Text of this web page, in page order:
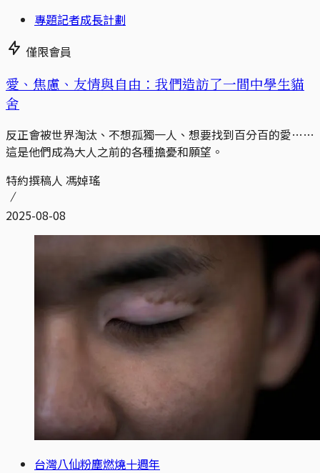
專題記者成長計劃
僅限會員
愛、焦慮、友情與自由：我們造訪了一間中學生貓
舍
反正會被世界淘汰、不想孤獨一人、想要找到百分百的愛……
這是他們成為大人之前的各種擔憂和願望。
特約撰稿人 馮婥瑤
2025-08-08
台灣八仙粉塵燃燒十週年